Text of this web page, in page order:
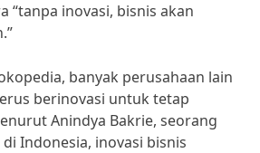
“tanpa inovasi, bisnis akan
banyak perusahaan lain
berinovasi untuk tetap
Anindya Bakrie, seorang
Indonesia, inovasi bisnis